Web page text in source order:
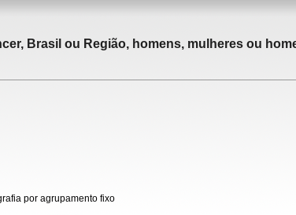
Brasil ou Região, homens, mulheres ou
por agrupamento fixo